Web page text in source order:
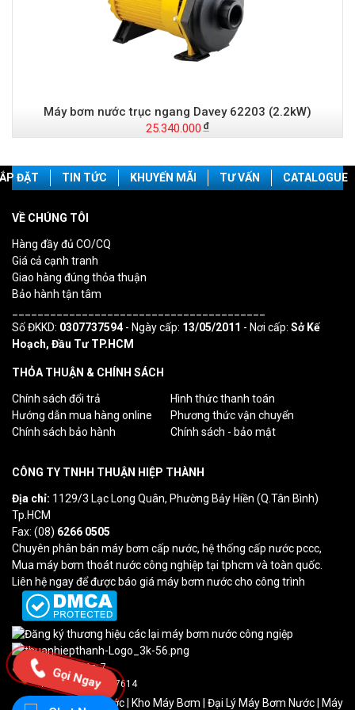
Gọi Ngay
Máy bơm nước trục ngang Davey 62203 (2.2kW)
25.340.000
ĐẶT TIN TỨC KHUYẾN MÃI TƯ VẤN CATALOGUE
VỀ CHÚNG TÔI
Hàng đầy đủ CO/CQ
Giá cả cạnh tranh
Giao hàng đúng thỏa thuận
Bảo hành tận tâm
Số ĐKKD: 0307737594- Ngày cấp: 13/05/2011 - Nơi cấp: Sở Kế
Hoạch, Đầu Tư TP.HCM
THỎA THUẬN & CHÍNH SÁCH
Chính sách đổi trả
Hình thức thanh toán
Hướng dẫn mua hàng online
Phương thức vận chuyển
Chính sách bảo hành
Chính sách - bảo mật
CÔNG TY TNHH THUẬN HIỆP THÀNH
Địa chỉ: 1129/3 Lạc Long Quân, Phường Bảy Hiền (Q.Tân Bình)
Tp.HCM
Fax: (08) 6266 0505
Chuyên phân bán máy bơm cấp nước, hệ thống cấp nước pccc,
Mua máy bơm thoát nước công nghiệp tại tphcm và toàn quốc.
Liên hệ ngay để được báo giá máy bơm nước cho công trình
Lượt truy cập: 7
Tổng truy cập: 237614
Máy Bơm Cấp Nước| Kho Máy Bơm | Đại Lý Máy Bơm Nước | Máy